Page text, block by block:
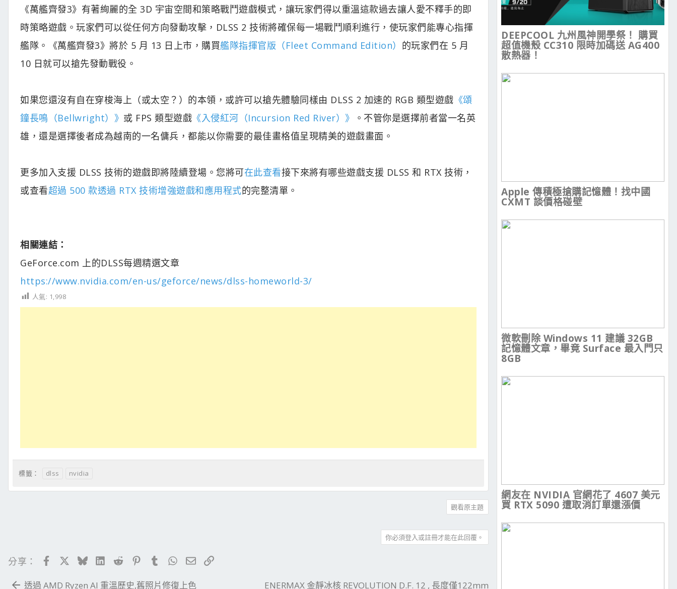
《萬艦齊發3》有著絢麗的全 3D 宇宙空間和策略戰鬥遊戲模式，讓玩家們得以重溫這款過去讓人愛不釋手的即
時策略遊戲。玩家們可以從任何方向發動攻擊，DLSS 2 技術將確保每一場戰鬥順利進行，使玩家們能專心指揮
艦隊。《萬艦齊發3》將於 5 月 13 日上市，購買艦隊指揮官版（Fleet Command Edition） 的玩家們在 5 月
10 日就可以搶先發動戰役。
如果您還沒有自在穿梭海上（或太空？）的本領，或許可以搶先體驗同樣由 DLSS 2 加速的 RGB 類型遊戲 《頌
鐘長鳴（Bellwright）》 或 FPS 類型遊戲 《入侵紅河（Incursion Red River）》
。不管你是選擇前者當一名英
雄，還是選擇後者成為越南的一名傭兵，都能以你需要的最佳畫格值呈現精美的遊戲畫面。
更多加入支援 DLSS 技術的遊戲即將陸續登場。您將可在此查看接下來將有哪些遊戲支援 DLSS 和 RTX 技術，
或查看超過 500 款透過 RTX 技術增強遊戲和應用程式的完整清單。
相關連結：
GeForce.com 上的DLSS每週精選文章
https://www.nvidia.com/en-us/geforce/news/dlss-homeworld-3/
人氣: 1,998
標籤： dlss nvidia
觀看原主題
你必須登入或註冊才能在此回覆。
分享： FacebookBlueskyLinkedIn
RedditPinterestTumblrWhatsApp
電子郵件
連結
透過 AMD Ryzen AI 重溫歷史,舊照片修復上色 ENERMAX 金靜冰核 REVOLUTION D.F. 12 , 長度僅122mm
DEEPCOOL 九州風神開學祭！ 購買
超值機殼 CC310 限時加碼送 AG400
散熱器！
Apple 傳積極搶購記憶體！找中國
CXMT 談價格碰壁
微軟刪除 Windows 11 建議 32GB
記憶體文章，畢竟 Surface 最入門只
8GB
網友在 NVIDIA 官網花了 4607 美元
買 RTX 5090 遭取消訂單還漲價